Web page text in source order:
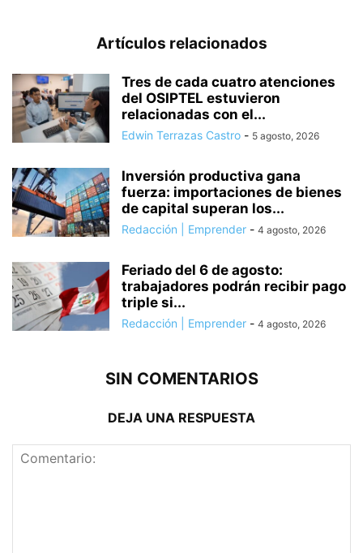
Artículos relacionados
Tres de cada cuatro atenciones
del OSIPTEL estuvieron
relacionadas con el...
Edwin Terrazas Castro - 5 agosto, 2026
Inversión productiva gana
fuerza: importaciones de bienes
de capital superan los...
Redacción | Emprender - 4 agosto, 2026
Feriado del 6 de agosto:
trabajadores podrán recibir pago
triple si...
Redacción | Emprender - 4 agosto, 2026
SIN COMENTARIOS
DEJA UNA RESPUESTA